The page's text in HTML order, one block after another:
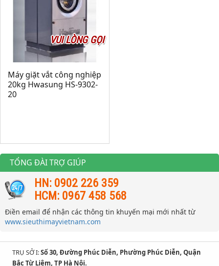
VUI LÒNG GỌI
Máy giặt vắt công nghiệp
20kg Hwasung HS-9302-
20
TỔNG ĐÀI TRỢ GIÚP
HN: 0902 226 359
HCM: 0967 458 568
Điền email để nhận các thông tin khuyến mại mới nhất từ
www.sieuthimayvietnam.com
TRỤ SỞ I:Số 30, Đường Phúc Diễn, Phường Phúc Diễn, Quận
Bắc Từ Liêm, TP Hà Nội.